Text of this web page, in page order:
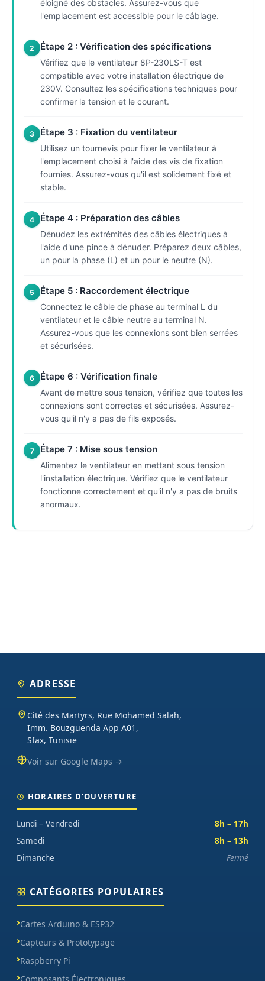
éloigné des obstacles. Assurez-vous que
l'emplacement est accessible pour le câblage.
2 Étape 2 : Vérification des spécifications
Vérifiez que le ventilateur 8P-230LS-T est
compatible avec votre installation électrique de
230V. Consultez les spécifications techniques pour
confirmer la tension et le courant.
3 Étape 3 : Fixation du ventilateur
Utilisez un tournevis pour fixer le ventilateur à
l'emplacement choisi à l'aide des vis de fixation
fournies. Assurez-vous qu'il est solidement fixé et
stable.
4 Étape 4 : Préparation des câbles
Dénudez les extrémités des câbles électriques à
l'aide d'une pince à dénuder. Préparez deux câbles,
un pour la phase (L) et un pour le neutre (N).
5 Étape 5 : Raccordement électrique
Connectez le câble de phase au terminal L du
ventilateur et le câble neutre au terminal N.
Assurez-vous que les connexions sont bien serrées
et sécurisées.
6 Étape 6 : Vérification finale
Avant de mettre sous tension, vérifiez que toutes les
connexions sont correctes et sécurisées. Assurez-
vous qu'il n'y a pas de fils exposés.
7 Étape 7 : Mise sous tension
Alimentez le ventilateur en mettant sous tension
l'installation électrique. Vérifiez que le ventilateur
fonctionne correctement et qu'il n'y a pas de bruits
anormaux.
ADRESSE
Cité des Martyrs, Rue Mohamed Salah,
Imm. Bouzguenda App A01,
Sfax, Tunisie
Voir sur Google Maps →
HORAIRES D'OUVERTURE
Lundi – Vendredi
8h – 17h
Samedi
8h – 13h
Dimanche
Fermé
CATÉGORIES POPULAIRES
Cartes Arduino & ESP32
Capteurs & Prototypage
Raspberry Pi